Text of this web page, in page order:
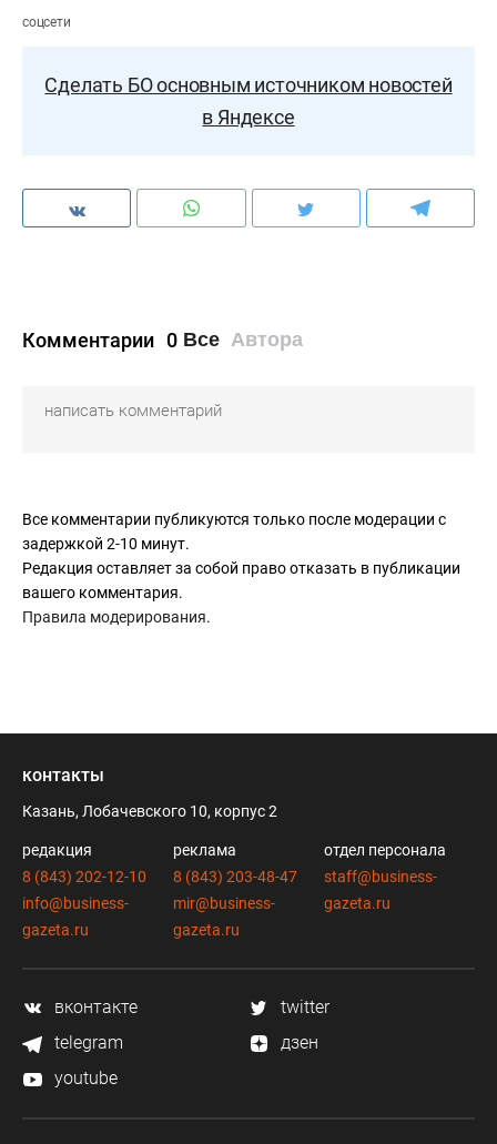
соцсети
Сделать БО основным источником новостей
в Яндексе
Комментарии 0 Все Автора
Все комментарии публикуются только после модерации с
задержкой 2-10 минут.
Редакция оставляет за собой право отказать в публикации
вашего комментария.
Правила модерирования.
контакты
Казань, Лобачевского 10, корпус 2
редакция
8 (843) 202-12-10
info@business-
gazeta.ru
реклама
8 (843) 203-48-47
mir@business-
gazeta.ru
отдел персонала
staff@business-
gazeta.ru
вконтакте
twitter
telegram
дзен
youtube